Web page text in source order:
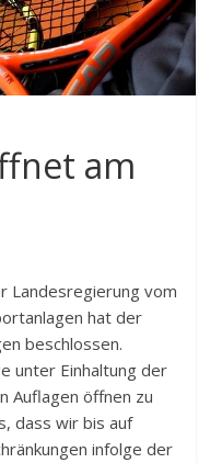
am
Landesregierung vom
hat der
beschlossen.
unter Einhaltung der
Auflagen öffnen zu
dass wir bis auf
infolge der